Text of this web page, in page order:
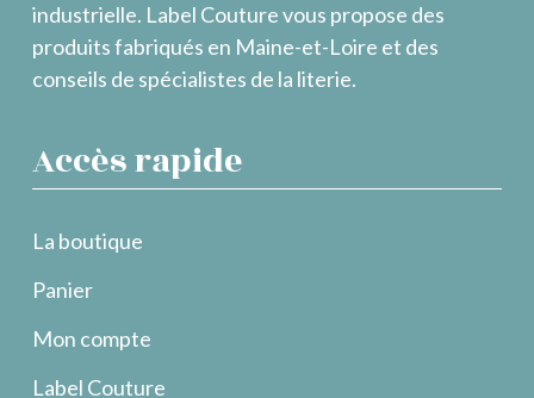
industrielle. Label Couture vous propose des
produits fabriqués en Maine-et-Loire et des
conseils de spécialistes de la literie.
Accès rapide
La boutique
Panier
Mon compte
Label Couture